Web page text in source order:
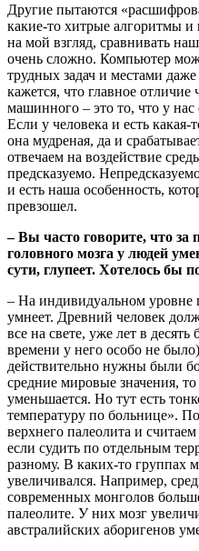
Другие пытаются
какие-то хитрые алгоритмы
на мой взгляд, сравнивать
очень сложно. Компьютер
трудных задач и местами
кажется, что главное отличие
машинного – это то, что у
Если у человека и есть
она мудреная, да и
отвечаем на воздействие
предсказуемо.
и есть наша особенность,
превзошел.
– Вы часто говорите, что за
головного мозга у людей
сути, глупеет. Хотелось бы
– На индивидуальном уровне
умнеет. Древний человек
все на свете, уже лет в
времени у него особо не
действительно нужны были
средние мировые значения,
уменьшается. Но тут есть
температуру по больнице».
верхнего палеолита и
если судить по отдельным
разному. В каких-то группах
увеличивался. Например,
современных монголов
палеолите. У них мозг
австралийских аборигенов